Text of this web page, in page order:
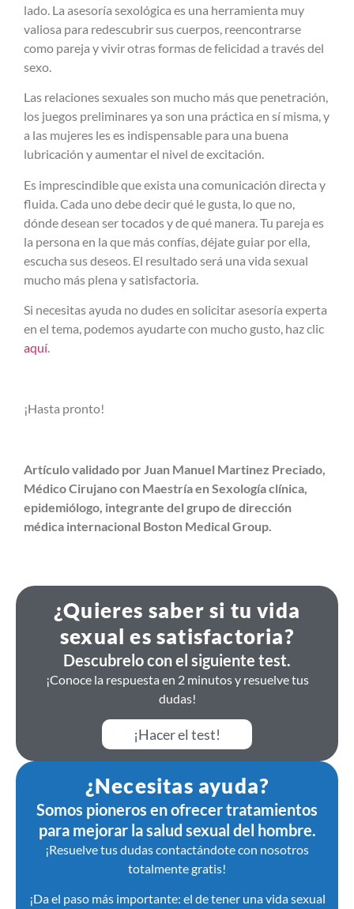
lado. La asesoría sexológica es una herramienta muy
valiosa para redescubrir sus cuerpos, reencontrarse
como pareja y vivir otras formas de felicidad a través del
sexo.
Las relaciones sexuales son mucho más que penetración,
los juegos preliminares ya son una práctica en sí misma, y
a las mujeres les es indispensable para una buena
lubricación y aumentar el nivel de excitación.
Es imprescindible que exista una comunicación directa y
fluida. Cada uno debe decir qué le gusta, lo que no,
dónde desean ser tocados y de qué manera. Tu pareja es
la persona en la que más confías, déjate guiar por ella,
escucha sus deseos. El resultado será una vida sexual
mucho más plena y satisfactoria.
Si necesitas ayuda no dudes en solicitar asesoría experta
en el tema, podemos ayudarte con mucho gusto, haz clic
aquí.
¡Hasta pronto!
Artículo validado por Juan Manuel Martinez Preciado,
Médico Cirujano con Maestría en Sexología clínica,
epidemiólogo, integrante del grupo de dirección
médica internacional Boston Medical Group.
¿Quieres saber si tu vida
sexual es satisfactoria?
Descubrelo con el siguiente test.
¡Conoce la respuesta en 2 minutos y resuelve tus
dudas!
¡Hacer el test!
¿Necesitas ayuda?
Somos pioneros en ofrecer tratamientos
para mejorar la salud sexual del hombre.
¡Resuelve tus dudas contactándote con nosotros
totalmente gratis!
¡Da el paso más importante: el de tener una vida sexual